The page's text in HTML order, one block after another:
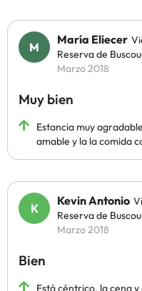
María Eliecer
Reserva de
Marzo 2018
Muy bien
Estancia muy
amable y la la comida
Kevin Antonio
Reserva de
Marzo 2018
Bien
Está céntrico, la cena